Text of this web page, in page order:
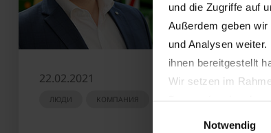
und die Zugriffe auf
Außerdem geben
und Analysen
ihnen bereitgestellt
Wir setzen im
Notwendig
22.02.2021
ЛЮДИ КОМПАНИЯ